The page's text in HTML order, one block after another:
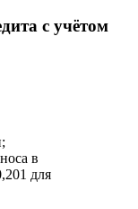
с учётом
в
для